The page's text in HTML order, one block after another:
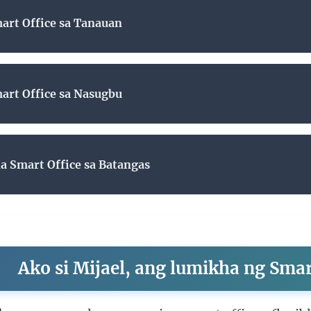
Office sa Tanauan
Office sa Nasugbu
Smart Office sa Batangas
Ako si Mijael, ang lumikha ng